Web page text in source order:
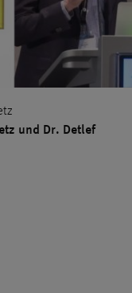
und Dr. Detlef